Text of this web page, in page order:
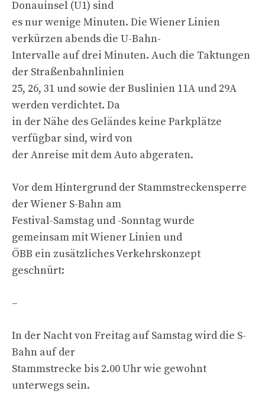
Donauinsel (U1) sind
es nur wenige Minuten. Die Wiener Linien
verkürzen abends die U-Bahn-
Intervalle auf drei Minuten. Auch die Taktungen
der Straßenbahnlinien
25, 26, 31 und sowie der Buslinien 11A und 29A
werden verdichtet. Da
in der Nähe des Geländes keine Parkplätze
verfügbar sind, wird von
der Anreise mit dem Auto abgeraten.
Vor dem Hintergrund der Stammstreckensperre
der Wiener S-Bahn am
Festival-Samstag und -Sonntag wurde
gemeinsam mit Wiener Linien und
ÖBB ein zusätzliches Verkehrskonzept
geschnürt:
–
In der Nacht von Freitag auf Samstag wird die S-
Bahn auf der
Stammstrecke bis 2.00 Uhr wie gewohnt
unterwegs sein.